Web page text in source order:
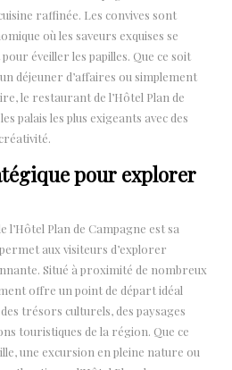
raffinée. Les convives sont
où les saveurs exquises se
éveiller les papilles. Que ce soit
déjeuner d’affaires ou simplement
le restaurant de l’Hôtel Plan de
palais les plus exigeants avec des
pour explorer
l’Hôtel Plan de Campagne est sa
aux visiteurs d’explorer
Situé à proximité de nombreux
offre un point de départ idéal
trésors culturels, des paysages
touristiques de la région. Que ce
une excursion en pleine nature ou